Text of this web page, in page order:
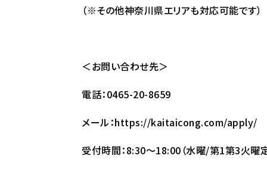
（※その他神奈川県エリアも対応可能です）
＜お問い合わせ先＞
電話：0465-20-8659
メール：https://kaitaicong.com/apply/
受付時間：8:30～18:00（水曜/第1第3火曜定